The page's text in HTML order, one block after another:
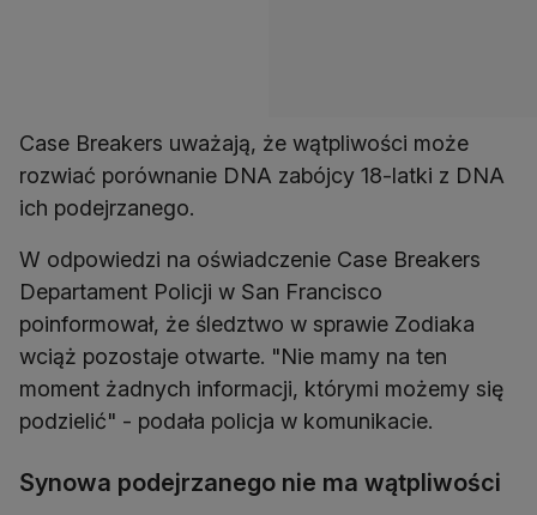
Case Breakers uważają, że wątpliwości może
rozwiać porównanie DNA zabójcy 18-latki z DNA
ich podejrzanego.
W odpowiedzi na oświadczenie Case Breakers
Departament Policji w San Francisco
poinformował, że śledztwo w sprawie Zodiaka
wciąż pozostaje otwarte. "Nie mamy na ten
moment żadnych informacji, którymi możemy się
podzielić" - podała policja w komunikacie.
Synowa podejrzanego nie ma wątpliwości